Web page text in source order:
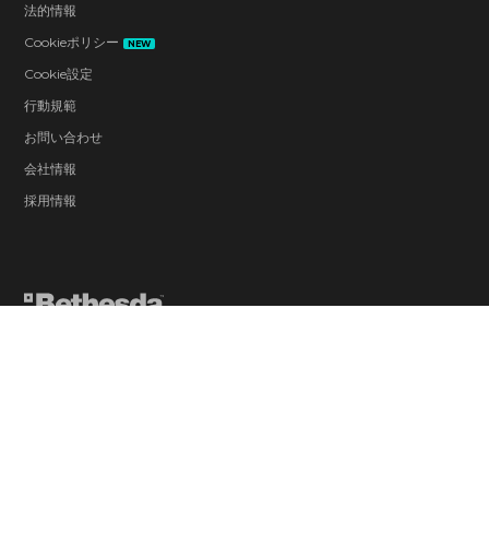
法的情報
Cookieポリシー
NEW
Cookie設定
行動規範
お問い合わせ
会社情報
採用情報